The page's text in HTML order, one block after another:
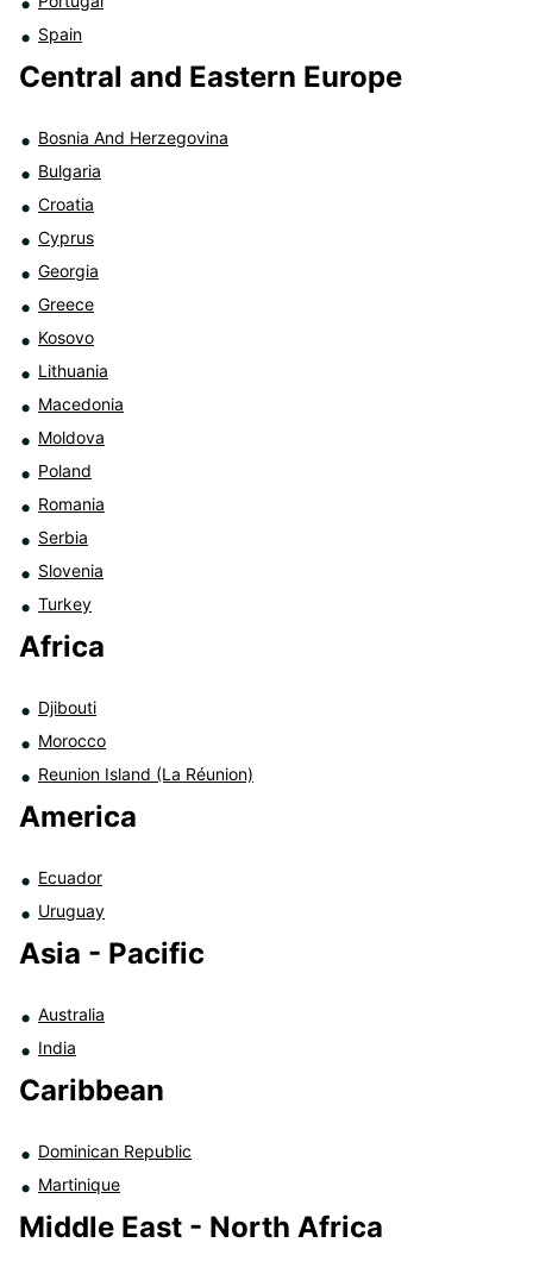
Spain
Central and Eastern Europe
Bosnia And Herzegovina
Bulgaria
Croatia
Cyprus
Georgia
Greece
Kosovo
Lithuania
Macedonia
Moldova
Poland
Romania
Serbia
Slovenia
Turkey
Africa
Djibouti
Morocco
Reunion Island (La Réunion)
America
Ecuador
Uruguay
Asia - Pacific
Australia
India
Caribbean
Dominican Republic
Martinique
Middle East - North Africa